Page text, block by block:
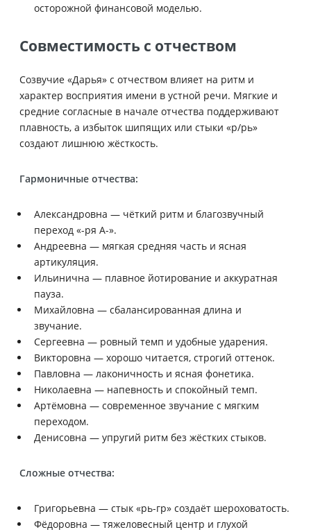
осторожной финансовой моделью.
Совместимость с отчеством
Созвучие «Дарья» с отчеством влияет на ритм и
характер восприятия имени в устной речи. Мягкие и
средние согласные в начале отчества поддерживают
плавность, а избыток шипящих или стыки «р/рь»
создают лишнюю жёсткость.
Гармоничные отчества:
Александровна — чёткий ритм и благозвучный
переход «-ря А-».
Андреевна — мягкая средняя часть и ясная
артикуляция.
Ильинична — плавное йотирование и аккуратная
пауза.
Михайловна — сбалансированная длина и
звучание.
Сергеевна — ровный темп и удобные ударения.
Викторовна — хорошо читается, строгий оттенок.
Павловна — лаконичность и ясная фонетика.
Николаевна — напевность и спокойный темп.
Артёмовна — современное звучание с мягким
переходом.
Денисовна — упругий ритм без жёстких стыков.
Сложные отчества:
Григорьевна — стык «рь-гр» создаёт шероховатость.
Фёдоровна — тяжеловесный центр и глухой